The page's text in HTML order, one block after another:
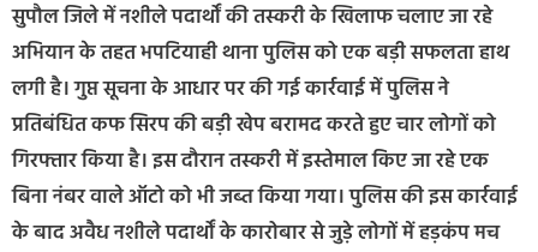
सुपौल जिले में नशीले पदार्थों की तस्करी के खिलाफ चलाए जा रहे
अभियान के तहत भपटियाही थाना पुलिस को एक बड़ी सफलता हाथ
लगी है। गुप्त सूचना के आधार पर की गई कार्रवाई में पुलिस ने
प्रतिबंधित कफ सिरप की बड़ी खेप बरामद करते हुए चार लोगों को
गिरफ्तार किया है। इस दौरान तस्करी में इस्तेमाल किए जा रहे एक
बिना नंबर वाले ऑटो को भी जब्त किया गया। पुलिस की इस कार्रवाई
के बाद अवैध नशीले पदार्थों के कारोबार से जुड़े लोगों में हड़कंप मच